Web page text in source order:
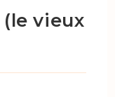
vieux